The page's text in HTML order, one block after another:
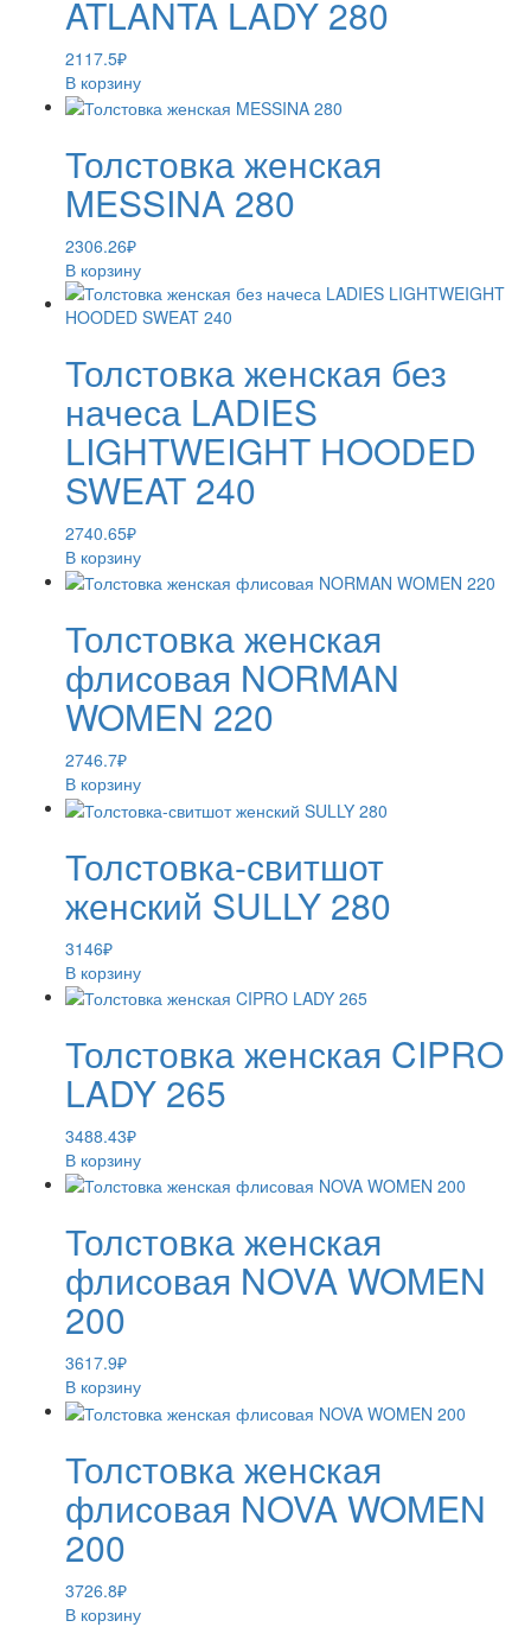
ATLANTA LADY 280
2117.5₽
В корзину
Толстовка женская
MESSINA 280
2306.26₽
В корзину
Толстовка женская без
начеса LADIES
LIGHTWEIGHT HOODED
SWEAT 240
2740.65₽
В корзину
Толстовка женская
флисовая NORMAN
WOMEN 220
2746.7₽
В корзину
Толстовка-свитшот
женский SULLY 280
3146₽
В корзину
Толстовка женская CIPRO
LADY 265
3488.43₽
В корзину
Толстовка женская
флисовая NOVA WOMEN
200
3617.9₽
В корзину
Толстовка женская
флисовая NOVA WOMEN
200
3726.8₽
В корзину